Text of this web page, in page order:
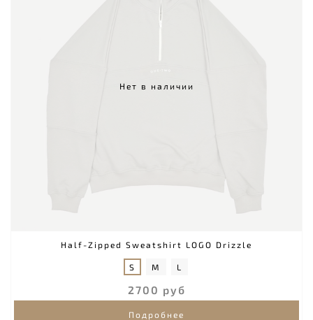
Нет в наличии
Half-Zipped Sweatshirt LOGO Drizzle
S M L
2700 руб
Подробнее